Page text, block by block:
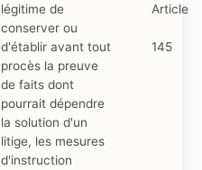
légitime de
conserver ou
d'établir avant tout
procès la preuve
de faits dont
pourrait dépendre
la solution d'un
litige, les mesures
d'instruction
Article
145